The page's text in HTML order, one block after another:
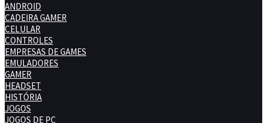
ANDROID
CADEIRA GAMER
CELULAR
CONTROLES
EMPRESAS DE GAMES
EMULADORES
GAMER
HEADSET
HISTÓRIA
JOGOS
JOGOS DE PC